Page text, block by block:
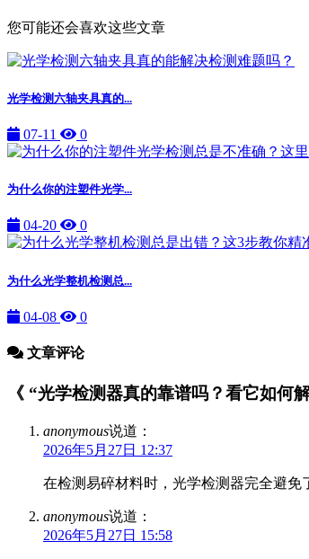
您可能还会喜欢这些文章
光学检测六轴夹具真的...
07-11 0
为什么你的注塑件光学...
04-20 0
为什么光学整机检测总...
04-08 0
文章评论
《 “光学检测器真的靠谱吗？看它如何
anonymous说道：
2026年5月27日 12:37
在检测易碎材料时，光学检测器完全避免
anonymous说道：
2026年5月27日 15:58